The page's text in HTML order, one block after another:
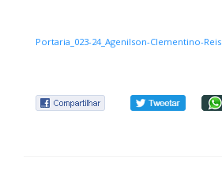
Portaria_023-24_Agenilson-Clementino-Reis